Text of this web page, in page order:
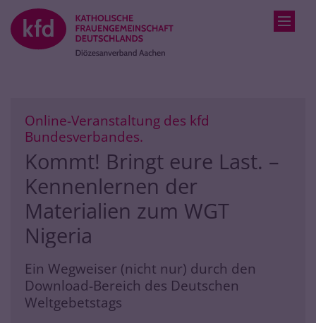
Zum Inhalt springen
Online-Veranstaltung des kfd
Bundesverbandes.
Kommt! Bringt eure Last. –
Kennenlernen der
Materialien zum WGT
Nigeria
Ein Wegweiser (nicht nur) durch den
Download-Bereich des Deutschen
Weltgebetstags